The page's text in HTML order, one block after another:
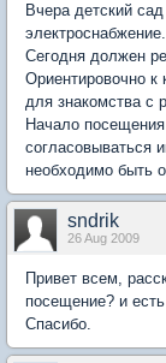
Вчера детский
электроснабжение.
Сегодня должен
Ориентировочно
для знакомства с
Начало посещения
согласовываться
необходимо быть
sndrik
26 Aug 2009
Привет всем,
посещение? и
Спасибо.